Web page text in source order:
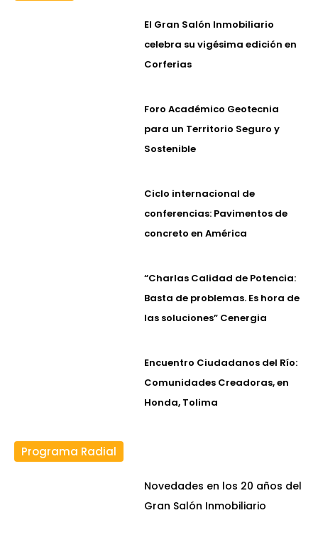
El Gran Salón Inmobiliario
celebra su vigésima edición en
Corferias
Foro Académico Geotecnia
para un Territorio Seguro y
Sostenible
Ciclo internacional de
conferencias: Pavimentos de
concreto en América
“Charlas Calidad de Potencia:
Basta de problemas. Es hora de
las soluciones” Cenergia
Encuentro Ciudadanos del Río:
Comunidades Creadoras, en
Honda, Tolima
Programa Radial
Novedades en los 20 años del
Gran Salón Inmobiliario